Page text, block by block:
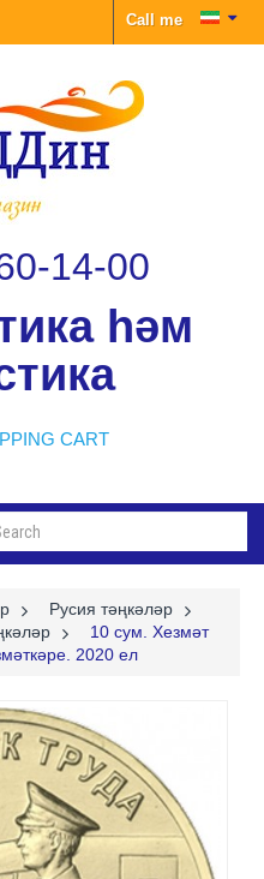
Call me
14-00
һәм
CART
>
Русия тәңкәләр
>
10 сум. Хезмәт
2020 ел